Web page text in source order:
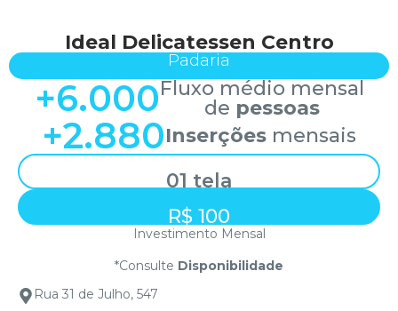
Ideal Delicatessen Centro
Padaria
+6.000Fluxo médio mensal
de pessoas
+2.880Inserções mensais
01 tela
R$ 100
Investimento Mensal
*Consulte Disponibilidade
Rua 31 de Julho, 547